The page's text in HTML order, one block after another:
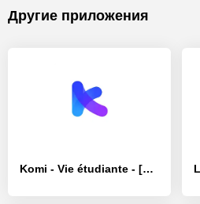
Другие приложения
Komi - Vie étudiante - [Полная версия]